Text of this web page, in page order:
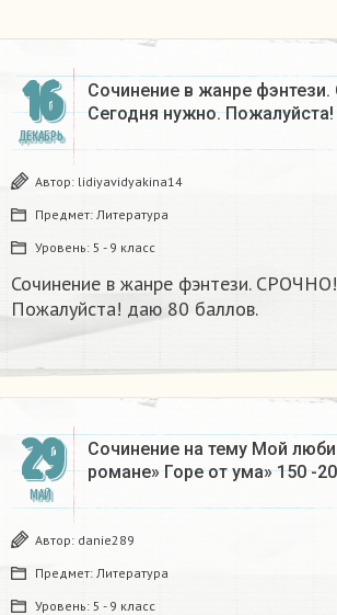
16
ДЕКАБРЬ
Сочинение в жанре
Сегодня нужно.
Автор: lidiyavidyakina14
Предмет: Литература
Уровень: 5 - 9 класс
Сочинение в жанре фэнтези.
Пожалуйста! даю 80 баллов.
29
МАЙ
Сочинение на тему Мой
романе» Горе от ума» 150 -
Автор: danie289
Предмет: Литература
Уровень: 5 - 9 класс